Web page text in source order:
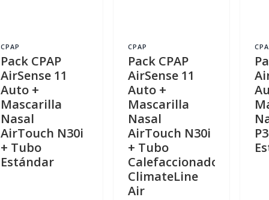
CPAP
Pack CPAP
AirSense 11
Auto +
Mascarilla
Nasal
AirTouch N30i
+ Tubo
Estándar
CPAP
Pack CPAP
AirSense 11
Auto +
Mascarilla
Nasal
AirTouch N30i
+ Tubo
Calefaccionado
ClimateLine
Air